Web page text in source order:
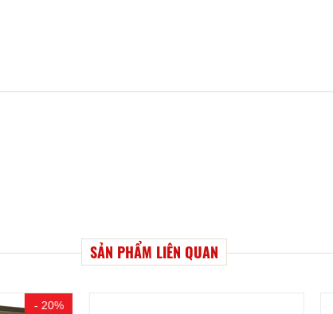
SẢN PHẨM LIÊN QUAN